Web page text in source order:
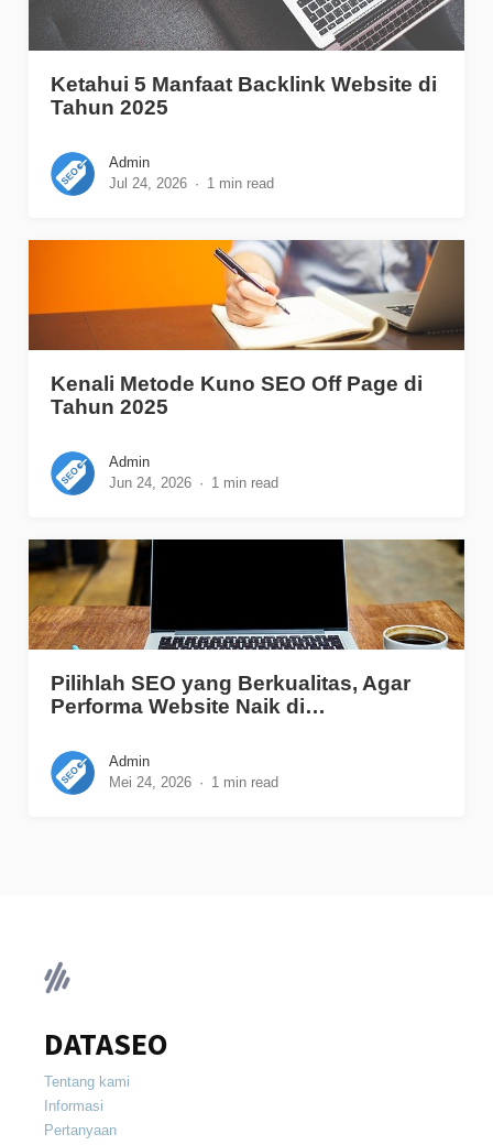
Ketahui 5 Manfaat Backlink Website di
Tahun 2025
Admin
Jul 24, 2026
1 min read
Kenali Metode Kuno SEO Off Page di
Tahun 2025
Admin
Jun 24, 2026
1 min read
Pilihlah SEO yang Berkualitas, Agar
Performa Website Naik di…
Admin
Mei 24, 2026
1 min read
DATASEO
Tentang kami
Informasi
Pertanyaan